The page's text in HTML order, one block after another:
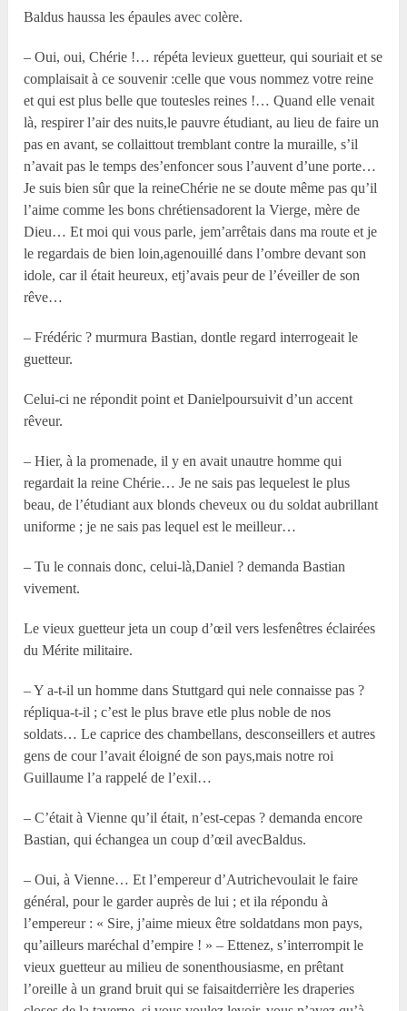
Baldus haussa les épaules avec colère.
– Oui, oui, Chérie !… répéta levieux guetteur, qui souriait et se
complaisait à ce souvenir :celle que vous nommez votre reine
et qui est plus belle que toutesles reines !… Quand elle venait
là, respirer l’air des nuits,le pauvre étudiant, au lieu de faire un
pas en avant, se collaittout tremblant contre la muraille, s’il
n’avait pas le temps des’enfoncer sous l’auvent d’une porte…
Je suis bien sûr que la reineChérie ne se doute même pas qu’il
l’aime comme les bons chrétiensadorent la Vierge, mère de
Dieu… Et moi qui vous parle, jem’arrêtais dans ma route et je
le regardais de bien loin,agenouillé dans l’ombre devant son
idole, car il était heureux, etj’avais peur de l’éveiller de son
rêve…
– Frédéric ? murmura Bastian, dontle regard interrogeait le
guetteur.
Celui-ci ne répondit point et Danielpoursuivit d’un accent
rêveur.
– Hier, à la promenade, il y en avait unautre homme qui
regardait la reine Chérie… Je ne sais pas lequelest le plus
beau, de l’étudiant aux blonds cheveux ou du soldat aubrillant
uniforme ; je ne sais pas lequel est le meilleur…
– Tu le connais donc, celui-là,Daniel ? demanda Bastian
vivement.
Le vieux guetteur jeta un coup d’œil vers lesfenêtres éclairées
du Mérite militaire.
– Y a-t-il un homme dans Stuttgard qui nele connaisse pas ?
répliqua-t-il ; c’est le plus brave etle plus noble de nos
soldats… Le caprice des chambellans, desconseillers et autres
gens de cour l’avait éloigné de son pays,mais notre roi
Guillaume l’a rappelé de l’exil…
– C’était à Vienne qu’il était, n’est-cepas ? demanda encore
Bastian, qui échangea un coup d’œil avecBaldus.
– Oui, à Vienne… Et l’empereur d’Autrichevoulait le faire
général, pour le garder auprès de lui ; et ila répondu à
l’empereur : « Sire, j’aime mieux être soldatdans mon pays,
qu’ailleurs maréchal d’empire ! » – Ettenez, s’interrompit le
vieux guetteur au milieu de sonenthousiasme, en prêtant
l’oreille à un grand bruit qui se faisaitderrière les draperies